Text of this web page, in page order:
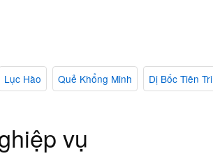
Lục Hào Quẻ Khổng Minh Dị Bốc Tiên Tri
vụ